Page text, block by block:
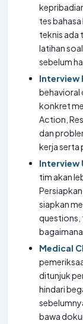
tes
teknis ada
latihan
sebelum
Interview
behavioral
konkret
Action,
dan
kerja serta
Interview
tim akan
siapkan
questions,
Medical
ditunjuk
hindari
bawa